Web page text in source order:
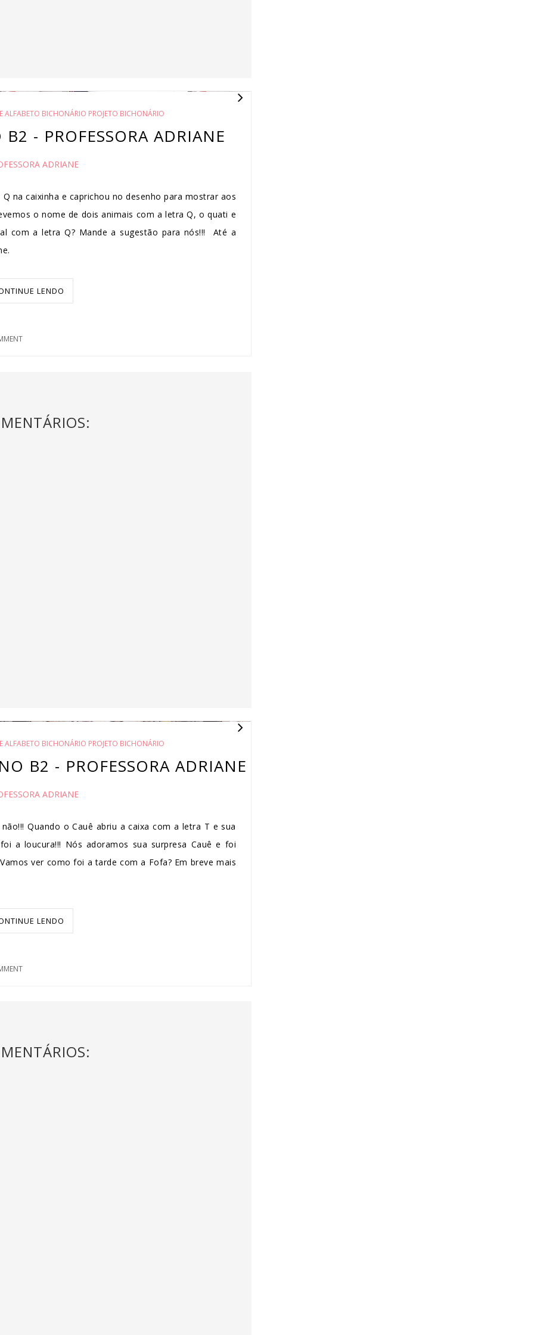
ALFABETO BICHONÁRIO PROJETO BICHONÁRIO
- PROFESSORA ADRIANE
ADRIANE
na caixinha e caprichou no desenho para mostrar aos
o nome de dois animais com a letra Q, o quati e
com a letra Q? Mande a sugestão para nós!!! Até a
LENDO
ALFABETO BICHONÁRIO PROJETO BICHONÁRIO
B2 - PROFESSORA ADRIANE
ADRIANE
Quando o Cauê abriu a caixa com a letra T e sua
a loucura!!! Nós adoramos sua surpresa Cauê e foi
ver como foi a tarde com a Fofa? Em breve mais
LENDO